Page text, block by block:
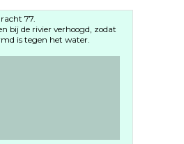
77.
bij de rivier verhoogd, zodat
is tegen het water.